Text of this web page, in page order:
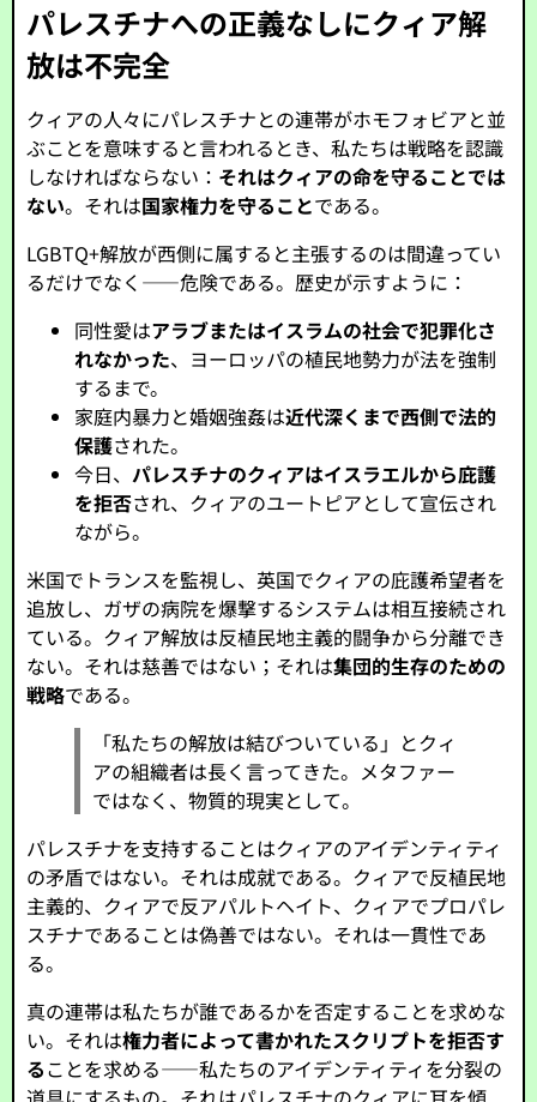
パレスチナへの正義なしにクィア解
放は不完全
クィアの人々にパレスチナとの連帯がホモフォビアと並
ぶことを意味すると言われるとき、私たちは戦略を認識
しなければならない： それはクィアの命を守ることでは
ない。それは国家権力を守ることである。
LGBTQ+解放が西側に属すると主張するのは間違ってい
るだけでなく——危険である。歴史が示すように：
同性愛はアラブまたはイスラムの社会で犯罪化さ
れなかった、ヨーロッパの植民地勢力が法を強制
するまで。
家庭内暴力と婚姻強姦は近代深くまで西側で法的
保護された。
今日、パレスチナのクィアはイスラエルから庇護
を拒否され、クィアのユートピアとして宣伝され
ながら。
米国でトランスを監視し、英国でクィアの庇護希望者を
追放し、ガザの病院を爆撃するシステムは相互接続され
ている。クィア解放は反植民地主義的闘争から分離でき
ない。それは慈善ではない；それは集団的生存のための
戦略である。
「私たちの解放は結びついている」とクィ
アの組織者は長く言ってきた。メタファー
ではなく、物質的現実として。
パレスチナを支持することはクィアのアイデンティティ
の矛盾ではない。それは成就である。クィアで反植民地
主義的、クィアで反アパルトヘイト、クィアでプロパレ
スチナであることは偽善ではない。それは一貫性であ
る。
真の連帯は私たちが誰であるかを否定することを求めな
い。それは権力者によって書かれたスクリプトを拒否す
ることを求める——私たちのアイデンティティを分裂の